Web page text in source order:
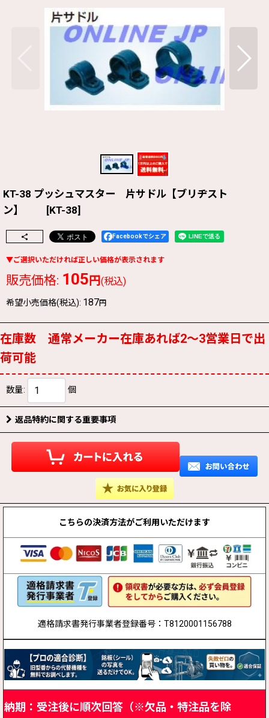
KT-38 プッシュマスター 片サドル【ブリヂスト
ン】
[KT-38]
Facebookでシェア
販売価格: 105円(税込)
希望小売価格(税込): 187円
在庫数 通常メーカー在庫あれば2〜3営業日で出
荷可能
数量: 個
返品特約に関する重要事項
こちらの決済方法がご利用いただけます
適格請求書発行事業者登録番号：T8120001156788
納期：受注後に順次回答（※欠品・特注品を除